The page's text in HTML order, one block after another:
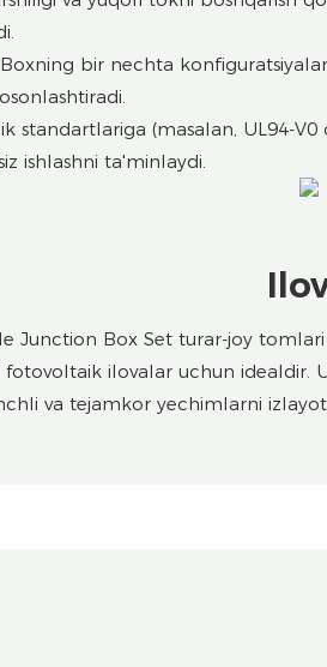
bir nechta
standartlariga (masalan, UL94-
ishlashni ta'minlaydi.
Junction Box Set turar-joy
ilovalar uchun idealdir.
va tejamkor yechimlarni